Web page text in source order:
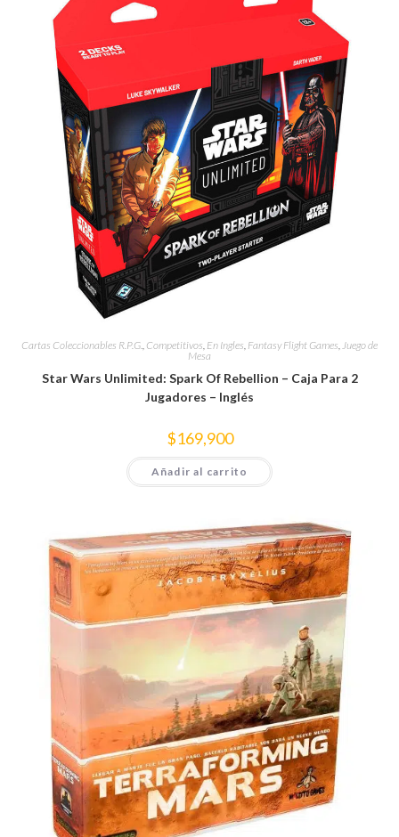
Cartas Coleccionables R.P.G., Competitivos, En Ingles, Fantasy Flight Games,Juego de
Mesa
Star Wars Unlimited: Spark Of Rebellion – Caja Para 2
Jugadores – Inglés
$169,900
Añadir al carrito